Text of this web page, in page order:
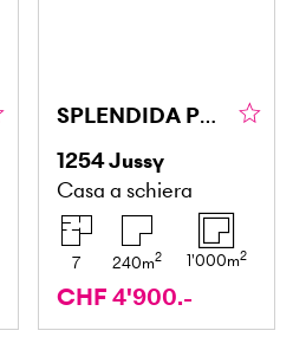
SPLENDIDA POSIZIONE NELLA CAMPAGNA GINEVRINA
1254Jussy
Casa a schiera
7 240m2 1'000m2
CHF 4'900.-